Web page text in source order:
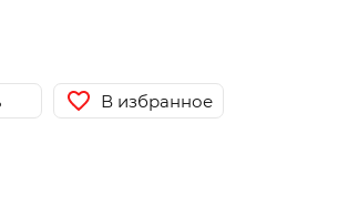
В избранное